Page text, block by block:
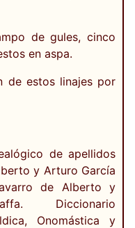
de gules, cinco
en aspa.
de estos linajes por
de apellidos
y Arturo García
de Alberto y
Diccionario
Onomástica y